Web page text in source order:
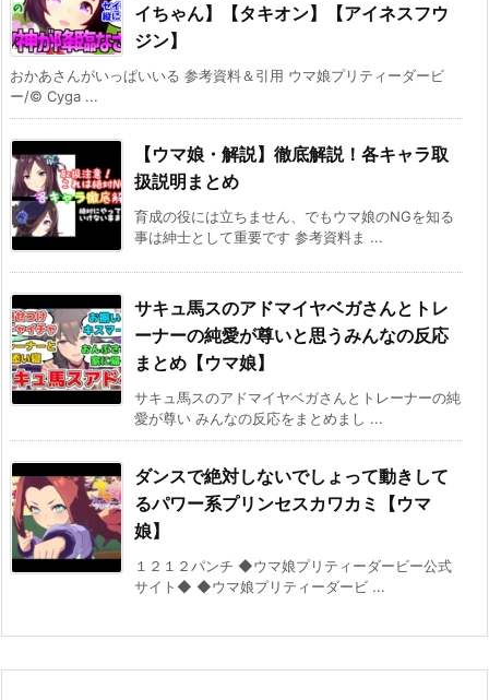
イちゃん】【タキオン】【アイネスフウ
ジン】
おかあさんがいっぱいいる 参考資料＆引用 ウマ娘プリティーダービ
ー/© Cyga ...
【ウマ娘・解説】徹底解説！各キャラ取
扱説明まとめ
育成の役には立ちません、でもウマ娘のNGを知る
事は紳士として重要です 参考資料ま ...
サキュ馬スのアドマイヤベガさんとトレ
ーナーの純愛が尊いと思うみんなの反応
まとめ【ウマ娘】
サキュ馬スのアドマイヤベガさんとトレーナーの純
愛が尊い みんなの反応をまとめまし ...
ダンスで絶対しないでしょって動きして
るパワー系プリンセスカワカミ【ウマ
娘】
１２１２パンチ ◆ウマ娘プリティーダービー公式
サイト◆ ◆ウマ娘プリティーダービ ...